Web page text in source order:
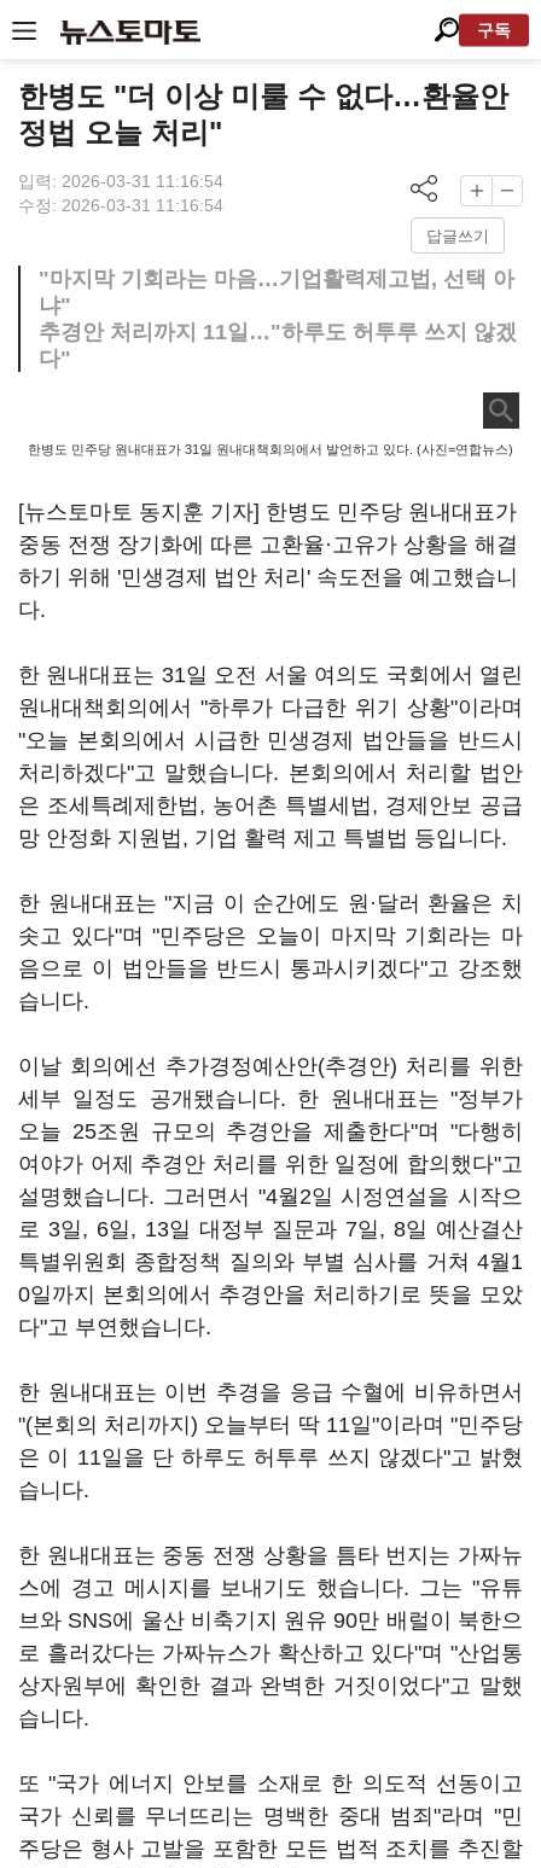
구독
한병도 "더 이상 미룰 수 없다…환율안
정법 오늘 처리"
입력: 2026-03-31 11:16:54
수정: 2026-03-31 11:16:54
답글쓰기
"마지막 기회라는 마음…기업활력제고법, 선택 아
냐"
추경안 처리까지 11일…"하루도 허투루 쓰지 않겠
다"
한병도 민주당 원내대표가 31일 원내대책회의에서 발언하고 있다. (사진=연합뉴스)
[뉴스토마토 동지훈 기자] 한병도 민주당 원내대표가
중동 전쟁 장기화에 따른 고환율·고유가 상황을 해결
하기 위해 '민생경제 법안 처리' 속도전을 예고했습니
다.
한 원내대표는 31일 오전 서울 여의도 국회에서 열린
원내대책회의에서 "하루가 다급한 위기 상황"이라며
"오늘 본회의에서 시급한 민생경제 법안들을 반드시
처리하겠다"고 말했습니다. 본회의에서 처리할 법안
은 조세특례제한법, 농어촌 특별세법, 경제안보 공급
망 안정화 지원법, 기업 활력 제고 특별법 등입니다.
한 원내대표는 "지금 이 순간에도 원·달러 환율은 치
솟고 있다"며 "민주당은 오늘이 마지막 기회라는 마
음으로 이 법안들을 반드시 통과시키겠다"고 강조했
습니다.
이날 회의에선 추가경정예산안(추경안) 처리를 위한
세부 일정도 공개됐습니다. 한 원내대표는 "정부가
오늘 25조원 규모의 추경안을 제출한다"며 "다행히
여야가 어제 추경안 처리를 위한 일정에 합의했다"고
설명했습니다. 그러면서 "4월2일 시정연설을 시작으
로 3일, 6일, 13일 대정부 질문과 7일, 8일 예산결산
특별위원회 종합정책 질의와 부별 심사를 거쳐 4월1
0일까지 본회의에서 추경안을 처리하기로 뜻을 모았
다"고 부연했습니다.
한 원내대표는 이번 추경을 응급 수혈에 비유하면서
"(본회의 처리까지) 오늘부터 딱 11일"이라며 "민주당
은 이 11일을 단 하루도 허투루 쓰지 않겠다"고 밝혔
습니다.
한 원내대표는 중동 전쟁 상황을 틈타 번지는 가짜뉴
스에 경고 메시지를 보내기도 했습니다. 그는 "유튜
브와 SNS에 울산 비축기지 원유 90만 배럴이 북한으
로 흘러갔다는 가짜뉴스가 확산하고 있다"며 "산업통
상자원부에 확인한 결과 완벽한 거짓이었다"고 말했
습니다.
또 "국가 에너지 안보를 소재로 한 의도적 선동이고
국가 신뢰를 무너뜨리는 명백한 중대 범죄"라며 "민
주당은 형사 고발을 포함한 모든 법적 조치를 추진할